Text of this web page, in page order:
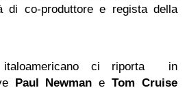
di co-produttore e regista della
italoamericano ci riporta in
Paul Newman eTom Cruise